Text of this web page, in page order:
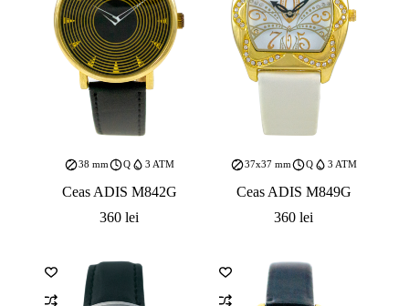
38 mm Q 3 ATM
Ceas ADIS M842G
360lei
37x37 mm Q 3 ATM
Ceas ADIS M849G
360lei